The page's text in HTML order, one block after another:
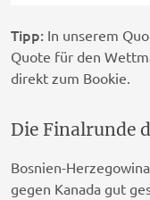
Tipp: In unserem
Quote für den
direkt zum Bookie.
Die Finalrunde
Bosnien-
gegen Kanada gut